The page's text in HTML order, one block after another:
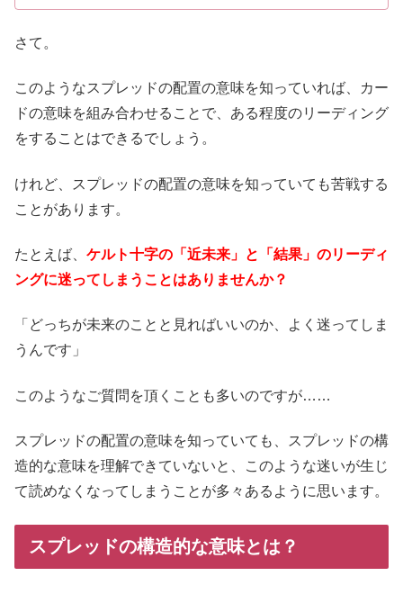
さて。
このようなスプレッドの配置の意味を知っていれば、カー
ドの意味を組み合わせることで、ある程度のリーディング
をすることはできるでしょう。
けれど、スプレッドの配置の意味を知っていても苦戦する
ことがあります。
たとえば、 ケルト十字の「近未来」と「結果」のリーディ
ングに迷ってしまうことはありませんか？
「どっちが未来のことと見ればいいのか、よく迷ってしま
うんです」
このようなご質問を頂くことも多いのですが……
スプレッドの配置の意味を知っていても、スプレッドの構
造的な意味を理解できていないと、このような迷いが生じ
て読めなくなってしまうことが多々あるように思います。
スプレッドの構造的な意味とは？